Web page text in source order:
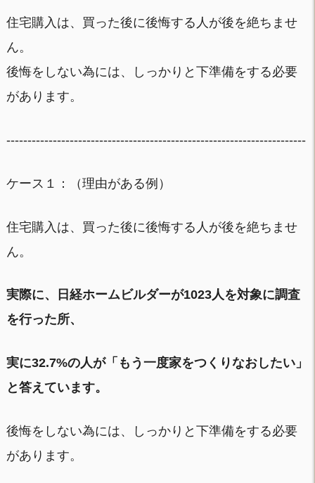
住宅購入は、買った後に後悔する人が後を絶ちませ
ん。
後悔をしない為には、しっかりと下準備をする必要
があります。
-----------------------------------------------------------------------
ケース１：（理由がある例）
住宅購入は、買った後に後悔する人が後を絶ちませ
ん。
実際に、日経ホームビルダーが1023人を対象に調査
を行った所、
実に32.7%の人が「もう一度家をつくりなおしたい」
と答えています。
後悔をしない為には、しっかりと下準備をする必要
があります。